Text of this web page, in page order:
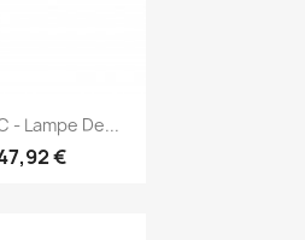
rapide
- Lampe De...
€